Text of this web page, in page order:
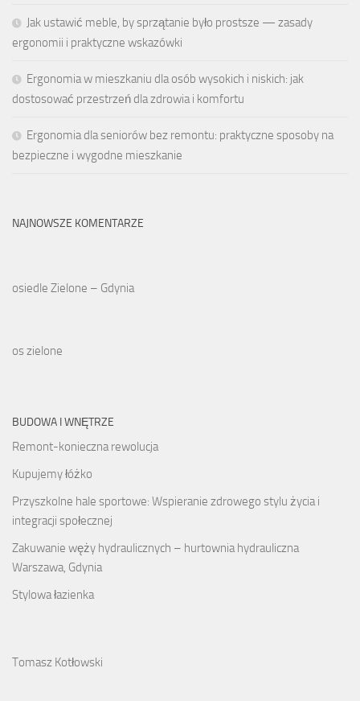
Jak ustawić meble, by sprzątanie było prostsze — zasady
ergonomii i praktyczne wskazówki
Ergonomia w mieszkaniu dla osób wysokich i niskich: jak
dostosować przestrzeń dla zdrowia i komfortu
Ergonomia dla seniorów bez remontu: praktyczne sposoby na
bezpieczne i wygodne mieszkanie
NAJNOWSZE KOMENTARZE
osiedle Zielone – Gdynia
os zielone
BUDOWA I WNĘTRZE
Remont-konieczna rewolucja
Kupujemy łóżko
Przyszkolne hale sportowe: Wspieranie zdrowego stylu życia i
integracji społecznej
Zakuwanie węży hydraulicznych – hurtownia hydrauliczna
Warszawa, Gdynia
Stylowa łazienka
Tomasz Kotłowski